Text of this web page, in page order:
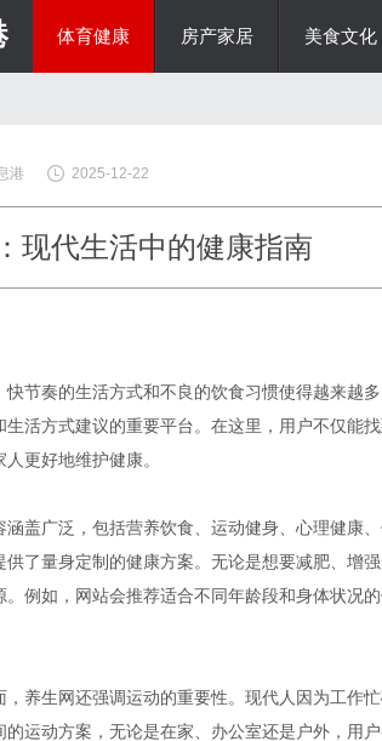
体育健康 房产家居 美食文化
港 2025-12-22
现代生活中的健康指南
快节奏的生活方式和不良的饮食习惯使得越来越
生活方式建议的重要平台。在这里，用户不仅能
更好地维护健康。
涵盖广泛，包括营养饮食、运动健身、心理健康
供了量身定制的健康方案。无论是想要减肥、增
。例如，网站会推荐适合不同年龄段和身体状况
，养生网还强调运动的重要性。现代人因为工作
的运动方案，无论是在家、办公室还是户外，用